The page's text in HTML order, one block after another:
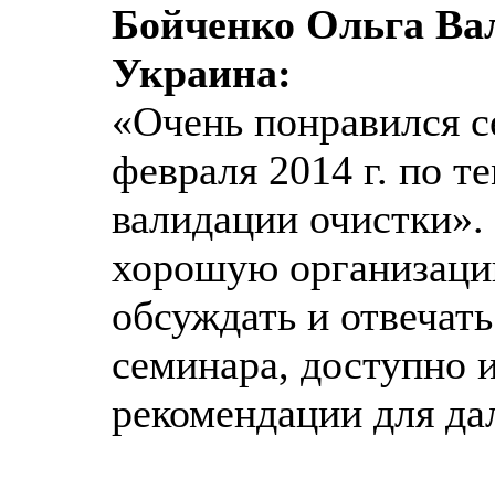
Бойченко Ольга
Украина:
«Очень понравился
февраля 2014 г. по
валидации
хорошую
обсуждать и
семинара, доступно
рекомендации для